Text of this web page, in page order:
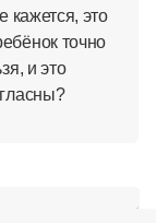
кажется, это
точно
и это